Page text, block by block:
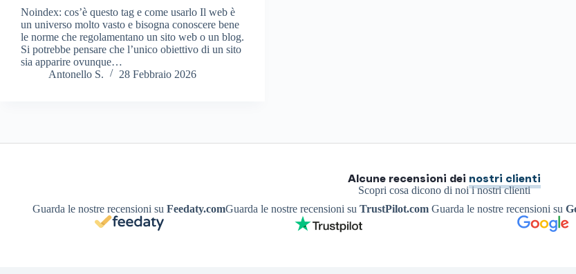
Noindex: cos’è questo tag e come usarlo Il web è
un universo molto vasto e bisogna conoscere bene
le norme che regolamentano un sito web o un blog.
Si potrebbe pensare che l’unico obiettivo di un sito
sia apparire ovunque…
Antonello S.
28 Febbraio 2026
Alcune recensioni dei nostri clienti
Scopri cosa dicono di noi i nostri clienti
Guarda le nostre recensioni suFeedaty.comGuarda le nostre recensioni suTrustPilot.com Guarda le nostre recensioni su